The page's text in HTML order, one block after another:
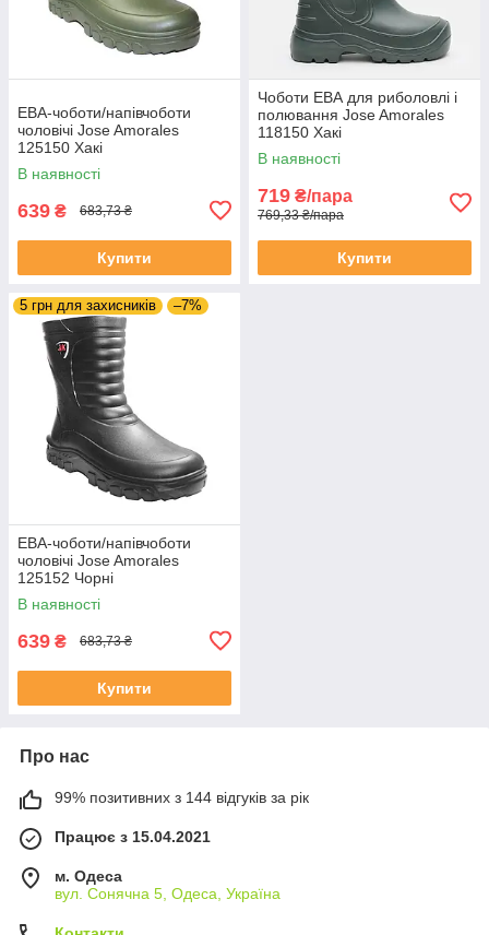
ЕВА-чоботи/напівчоботи
чоловічі Jose Amorales
125150 Хакі
В наявності
639 ₴ 683,73 ₴
Купити
Чоботи ЕВА для риболовлі і
полювання Jose Amorales
118150 Хакі
В наявності
719 ₴/пара
769,33 ₴/пара
Купити
5 грн для захисників –7%
ЕВА-чоботи/напівчоботи
чоловічі Jose Amorales
125152 Чорні
В наявності
639 ₴ 683,73 ₴
Купити
Про нас
99% позитивних з 144 відгуків за рік
Працює з 15.04.2021
м. Одеса
вул. Сонячна 5, Одеса, Україна